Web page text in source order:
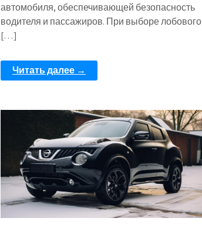
автомобиля, обеспечивающей безопасность
водителя и пассажиров. При выборе лобового
[…]
Читать далее →